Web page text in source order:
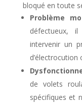
bloqué en toute
Problème
défectueux,
intervenir un
de volets
spécifiques et